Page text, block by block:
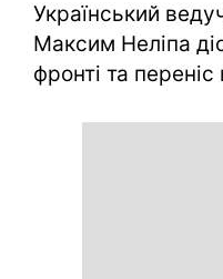
Український
Максим Неліпа
фронті та